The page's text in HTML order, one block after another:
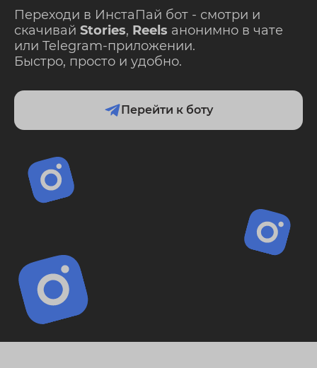
Переходи в ИнстаПай бот - смотри и
скачивай Stories, Reels анонимно в чате
или Telegram-приложении.
Быстро, просто и удобно.
Перейти к боту